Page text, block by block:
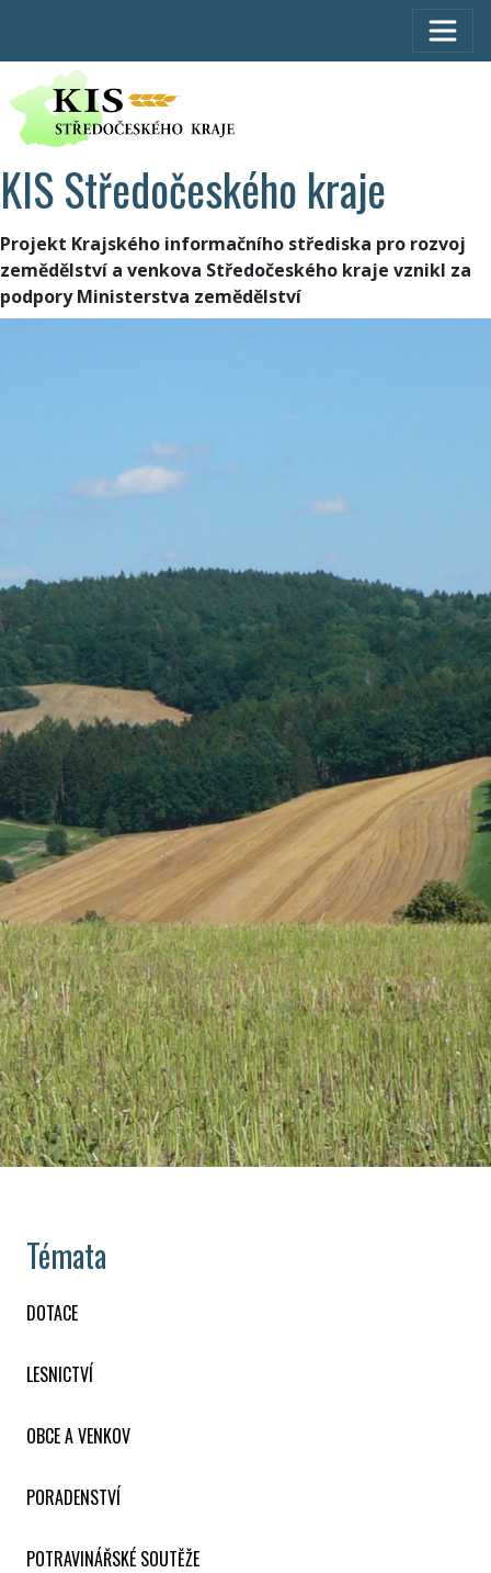
KIS Středočeského kraje
Projekt Krajského informačního střediska pro rozvoj
zemědělství a venkova Středočeského kraje vznikl za
podpory Ministerstva zemědělství
Témata
DOTACE
LESNICTVÍ
OBCE A VENKOV
PORADENSTVÍ
POTRAVINÁŘSKÉ SOUTĚŽE